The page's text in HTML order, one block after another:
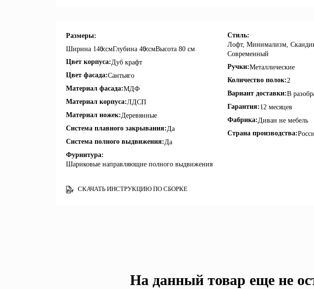
Размеры:
Ширина 140 смГлубина 40 смВысота 80 см
Цвет корпуса:Дуб крафт
Цвет фасада:Сантьяго
Материал фасада:МДФ
Материал корпуса:ЛДСП
Материал ножек:Деревянные
Система плавного закрывания:Да
Система полного выдвижения:Да
Фурнитура:
Шариковые направляющие полного выдвижения
Стиль:
Лофт, Минимализм,
Современный
Ручки:Металлические
Количество полок:2
Вариант доставки:В
Гарантия:12 месяцев
Фабрика:Диван не мебель
Страна производства:
СКАЧАТЬ ИНСТРУКЦИЮ ПО СБОРКЕ
На данный товар еще не